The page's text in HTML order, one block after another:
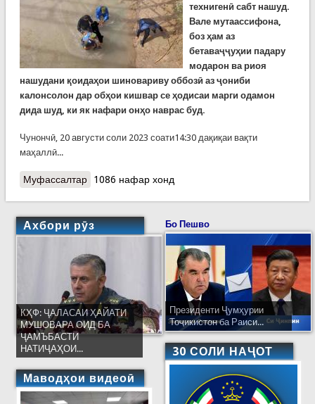
технигенӣ сабт нашуд.
Вале мутаассифона,
боз ҳам аз
бетаваҷҷуҳии падару
модарон ва риоя
нашудани қоидаҳои шиновариву оббозӣ аз ҷониби
калонсолон дар обҳои кишвар се ҳодисаи марги одамон
дида шуд, ки як нафари онҳо наврас буд.
Чунончӣ, 20 августи соли 2023 соати14:30 дақиқаи вақти
маҳаллӣ...
Муфассалтаро Се ғарқшудаи рӯзҳои охир. Яке ҳамагӣ 11 сол
1086 нафар хонд
Ахбори рӯз
КҲФ: ҶАЛАСАИ ҲАЙАТИ
МУШОВАРА ОИД БА
ҶАМЪБАСТИ
НАТИҶАҲОИ...
Маводҳои видеоӣ
Бо Пешво
Президенти Ҷумҳурии
Тоҷикистон ба Раиси...
30 СОЛИ НАҶОТ